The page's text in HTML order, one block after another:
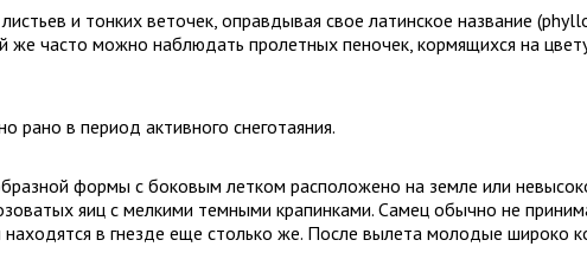
и тонких веточек, оправдывая свое латинское название
же часто можно наблюдать пролетных пеночек, кормящихся на
в период активного снеготаяния.
формы с боковым летком расположено на земле или
яиц с мелкими темными крапинками. Самец обычно не
в гнезде еще столько же. После вылета молодые широко